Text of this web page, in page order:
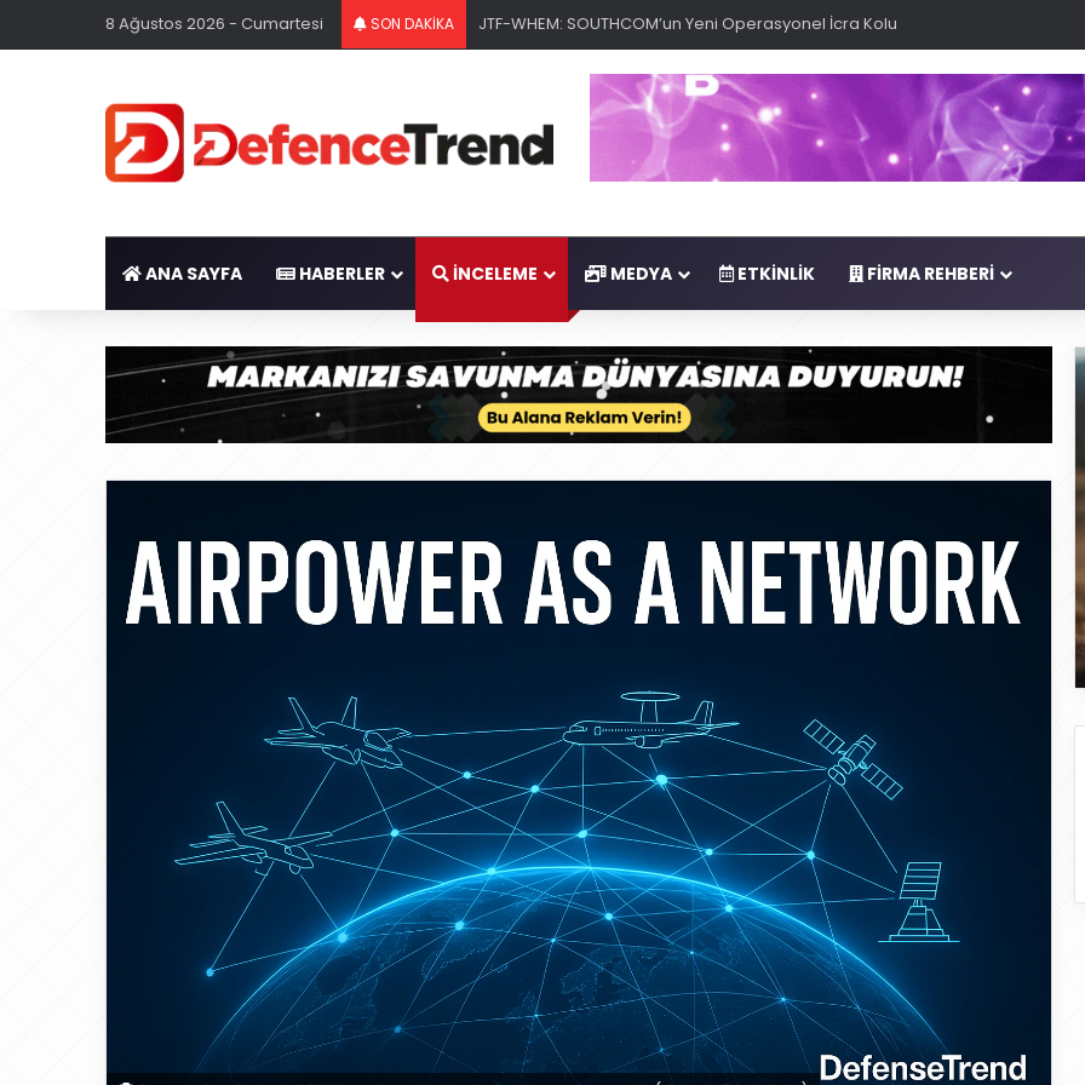
8 Ağustos 2026 - Cumartesi SON DAKİKA JTF-WHEM: SOUTHCOM’un Yeni Operasyonel İcra Kolu
ANA SAYFA HABERLER İNCELEME MEDYA ETKINLIK FIRMA REHBERI